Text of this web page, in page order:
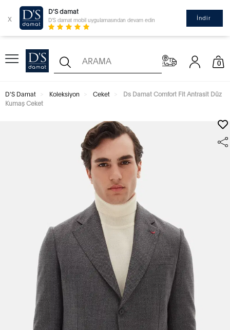
x
D'S damat
D'S damat mobil uygulamasından devam edin İndir
0
D'S Damat Koleksiyon Ceket
Ds Damat Comfort Fit Antrasit Düz
Kumaş Ceket